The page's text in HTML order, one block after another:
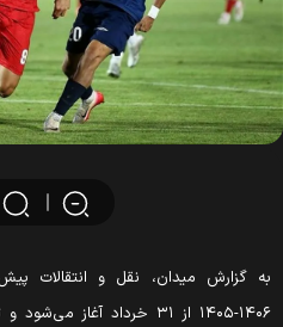
به گزارش میدان، نقل و انتقالات